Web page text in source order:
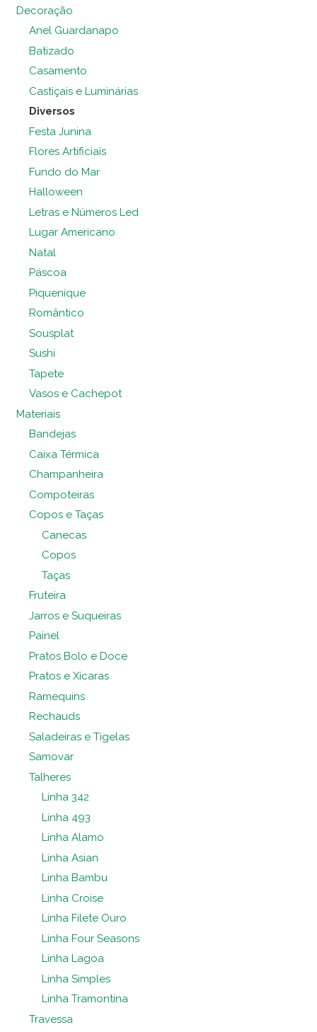
Decoração
Anel Guardanapo
Batizado
Casamento
Castiçais e Luminárias
Diversos
Festa Junina
Flores Artificiais
Fundo do Mar
Halloween
Letras e Números Led
Lugar Americano
Natal
Páscoa
Piquenique
Romântico
Sousplat
Sushi
Tapete
Vasos e Cachepot
Materiais
Bandejas
Caixa Térmica
Champanheira
Compoteiras
Copos e Taças
Canecas
Copos
Taças
Fruteira
Jarros e Suqueiras
Painel
Pratos Bolo e Doce
Pratos e Xícaras
Ramequins
Rechauds
Saladeiras e Tigelas
Samovar
Talheres
Linha 342
Linha 493
Linha Alamo
Linha Asian
Linha Bambu
Linha Croise
Linha Filete Ouro
Linha Four Seasons
Linha Lagoa
Linha Simples
Linha Tramontina
Travessa